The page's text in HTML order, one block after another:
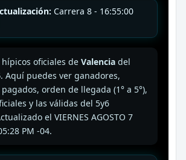
Carrera 8 - 16:55:00
hípicos oficiales de Valencia del
. Aquí puedes ver ganadores,
orden de llegada (1° a 5°),
y las válidas del 5y6
el VIERNES AGOSTO 7
PM -04.